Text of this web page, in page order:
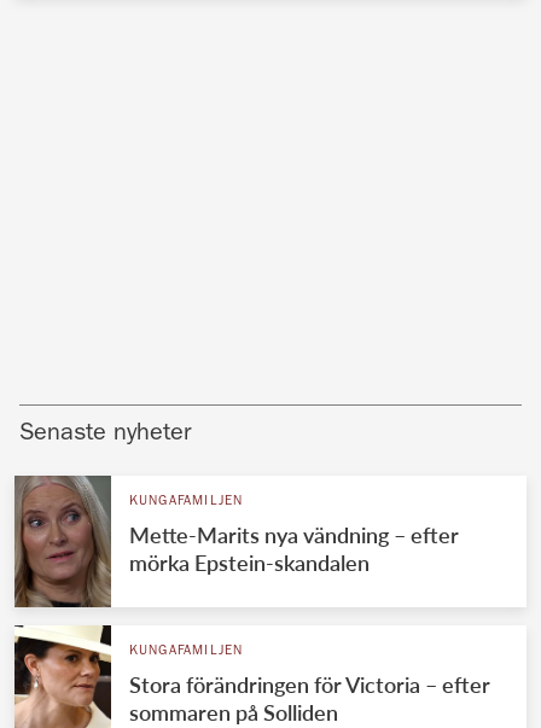
Senaste nyheter
KUNGAFAMILJEN
Mette-Marits nya vändning – efter
mörka Epstein-skandalen
KUNGAFAMILJEN
Stora förändringen för Victoria – efter
sommaren på Solliden